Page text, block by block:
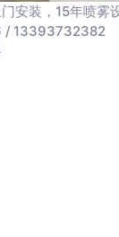
安装，15年喷雾
/ 13393732382